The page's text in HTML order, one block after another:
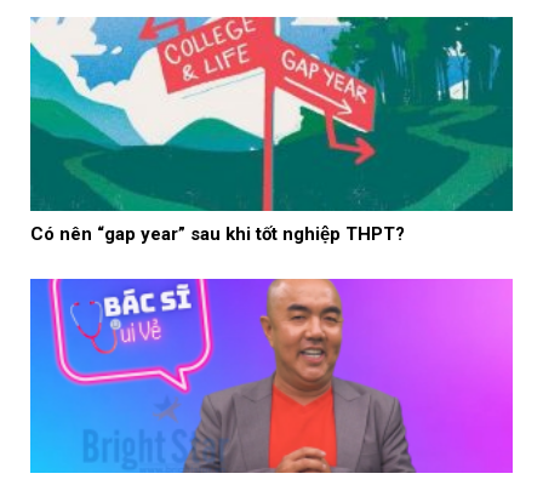
Có nên “gap year” sau khi tốt nghiệp THPT?